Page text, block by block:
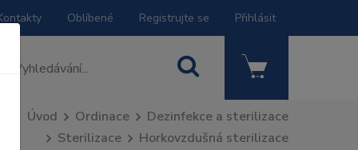
Oblíbené Registrujte se Přihlásit
Úvod Ordinace
Dezinfekce a sterilizace
Sterilizace
Horkovzdušná sterilizace